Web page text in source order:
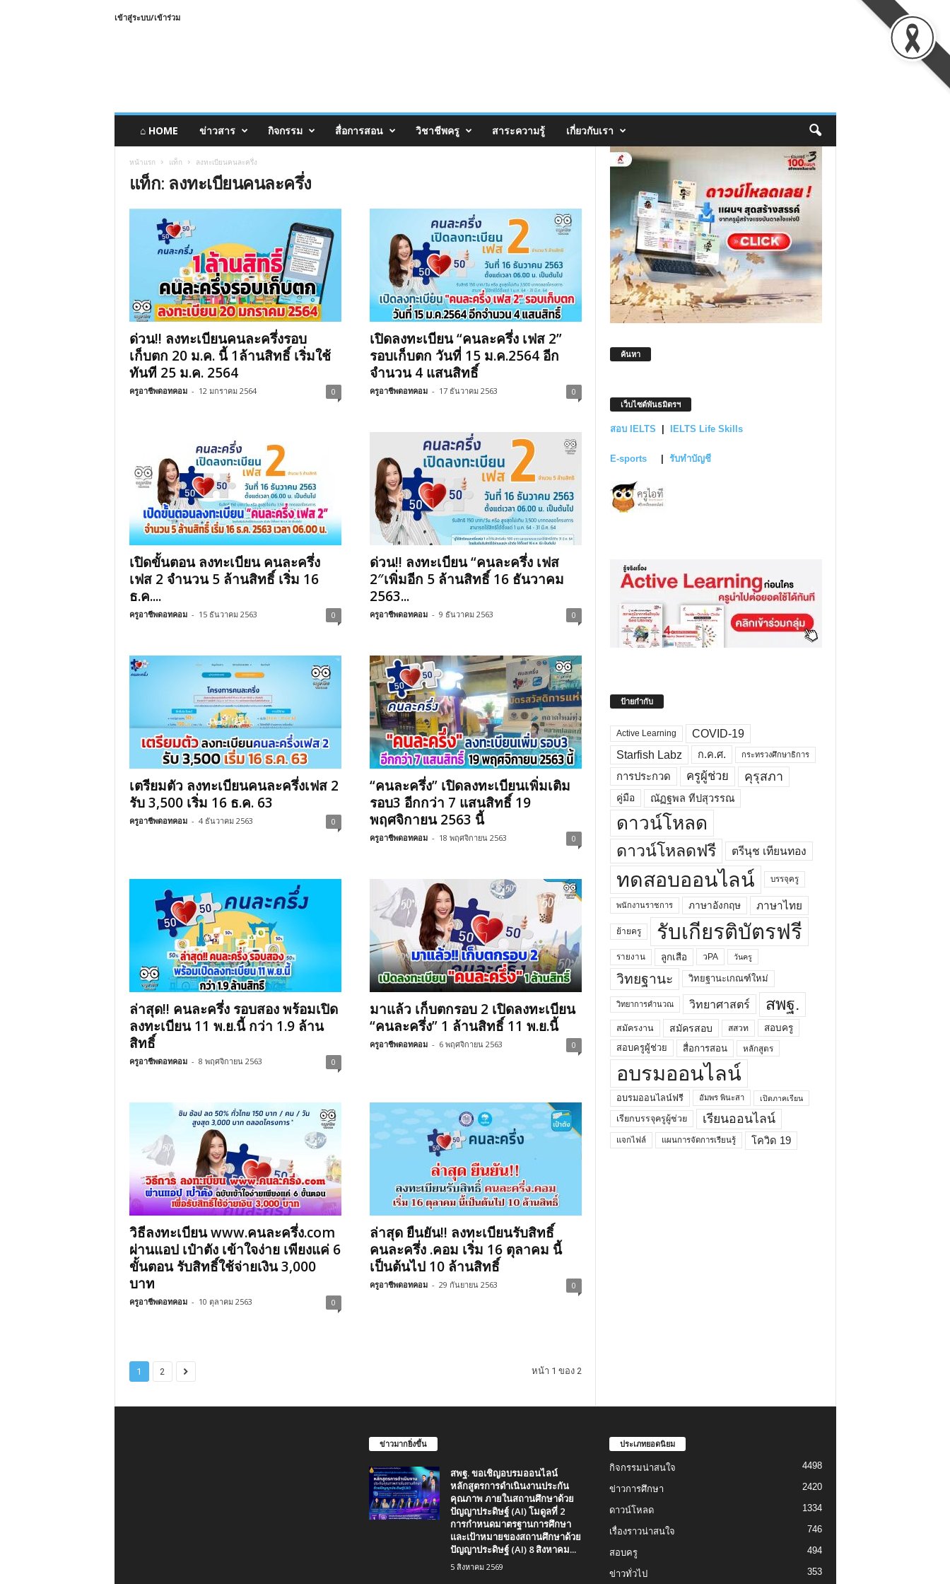
เข้าสู่ระบบ/เข้าร่วม
⌂ HOME ข่าวสาร กิจกรรม สื่อการสอน วิชาชีพครู สาระความรู้ เกี่ยวกับเรา
หน้าแรก แท็ก ลงทะเบียนคนละครึ่ง
แท็ก: ลงทะเบียนคนละครึ่ง
ด่วน!! ลงทะเบียนคนละครึ่งรอบ
เก็บตก 20 ม.ค. นี้ 1ล้านสิทธิ์ เริ่มใช้
ทันที 25 ม.ค. 2564
ครูอาชีพดอทคอม - 12 มกราคม 2564 0
เปิดลงทะเบียน “คนละครึ่ง เฟส 2”
รอบเก็บตก วันที่ 15 ม.ค.2564 อีก
จำนวน​ 4 แสนสิทธิ์​
ครูอาชีพดอทคอม - 17 ธันวาคม 2563 0
เปิดขั้นตอน ลงทะเบียน คนละครึ่ง
เฟส 2 จำนวน 5 ล้านสิทธิ์ เริ่ม 16
ธ.ค....
ครูอาชีพดอทคอม - 15 ธันวาคม 2563 0
ด่วน!! ลงทะเบียน “คนละครึ่ง เฟส
2″เพิ่มอีก 5 ล้านสิทธิ์ 16 ธันวาคม
2563...
ครูอาชีพดอทคอม - 9 ธันวาคม 2563 0
เตรียมตัว ลงทะเบียนคนละครึ่งเฟส 2
รับ 3,500 เริ่ม 16 ธ.ค. 63
ครูอาชีพดอทคอม - 4 ธันวาคม 2563 0
“คนละครึ่ง” เปิดลงทะเบียนเพิ่มเติม
รอบ3 อีกกว่า 7 แสนสิทธิ์ 19
พฤศจิกายน 2563 นี้
ครูอาชีพดอทคอม - 18 พฤศจิกายน 2563 0
ล่าสุด!! คนละครึ่ง รอบสอง พร้อมเปิด
ลงทะเบียน 11 พ.ย.นี้ กว่า 1.9 ล้าน
สิทธิ์
ครูอาชีพดอทคอม - 8 พฤศจิกายน 2563 0
มาแล้ว เก็บตกรอบ 2 เปิดลงทะเบียน
“คนละครึ่ง” 1 ล้านสิทธิ์ 11 พ.ย.นี้
ครูอาชีพดอทคอม - 6 พฤศจิกายน 2563 0
วิธีลงทะเบียน www.คนละครึ่ง.com
ผ่านแอป เป๋าตัง เข้าใจง่าย เพียงแค่ 6
ขั้นตอน รับสิทธิ์ใช้จ่ายเงิน 3,000
บาท
ครูอาชีพดอทคอม - 10 ตุลาคม 2563 0
ล่าสุด ยืนยัน!! ลงทะเบียนรับสิทธิ์
คนละครึ่ง .คอม เริ่ม 16 ตุลาคม นี้
เป็นต้นไป 10 ล้านสิทธิ์
ครูอาชีพดอทคอม - 29 กันยายน 2563 0
1 2 หน้า 1 ของ 2
ค้นหา
เว็บไซต์พันธมิตรฯ
สอบ IELTS IELTS Life Skills
E-sports รับทำบัญชี
ป้ายกำกับ
Active Learning
COVID-19
Starfish Labz
ก.ค.ศ. กระทรวงศึกษาธิการ
การประกวด ครูผู้ช่วย คุรุสภา
คู่มือ ณัฏฐพล ทีปสุวรรณ
ดาวน์โหลด
ดาวน์โหลดฟรี ตรีนุช เทียนทอง
ทดสอบออนไลน์ บรรจุครู
พนักงานราชการ ภาษาอังกฤษ ภาษาไทย
ย้ายครู รับเกียรติบัตรฟรี
รายงาน ลูกเสือ วPA วันครู
วิทยฐานะ วิทยฐานะเกณฑ์ใหม่
วิทยาการคำนวณ วิทยาศาสตร์ สพฐ.
สมัครงาน สมัครสอบ สสวท
สอบครู
สอบครูผู้ช่วย
สื่อการสอน หลักสูตร
อบรมออนไลน์
อบรมออนไลน์ฟรี อัมพร พินะสา เปิดภาคเรียน
เรียกบรรจุครูผู้ช่วย เรียนออนไลน์
แจกไฟล์ แผนการจัดการเรียนรู้ โควิด 19
ข่าวมากยิ่งขึ้น
สพฐ. ขอเชิญอบรมออนไลน์
หลักสูตรการดำเนินงานประกัน
คุณภาพ ภายในสถานศึกษาด้วย
ปัญญาประดิษฐ์ (AI) โมดูลที่ 2
การกำหนดมาตรฐานการศึกษา
และเป้าหมายของสถานศึกษาด้วย
ปัญญาประดิษฐ์ (AI) 8 สิงหาคม...
5 สิงหาคม 2569
ประเภทยอดนิยม
กิจกรรมน่าสนใจ 4498
ข่าวการศึกษา 2420
ดาวน์โหลด 1334
เรื่องราวน่าสนใจ 746
สอบครู 494
ข่าวทั่วไป 353